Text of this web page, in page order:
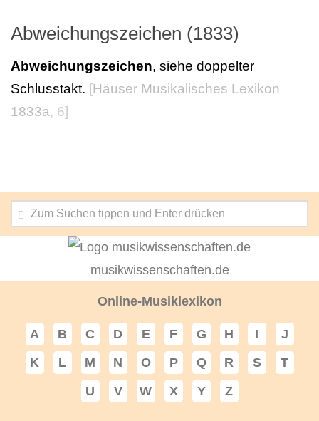
Abweichungszeichen (1833)
Abweichungszeichen, siehe doppelter
Schlusstakt. [Häuser Musikalisches Lexikon
1833a, 6]
musikwissenschaften.de
Online-Musiklexikon
A B C D E F G H I
J
K
L M N O P Q R S
T
U
V W X Y Z